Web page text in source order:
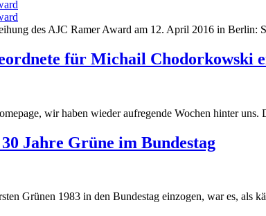
des AJC Ramer Award am 12. April 2016 in Berlin:
für Michail Chodorkowski
wir haben wieder aufregende Wochen hinter uns.
Jahre Grüne im Bundestag
Grünen 1983 in den Bundestag einzogen, war es, als